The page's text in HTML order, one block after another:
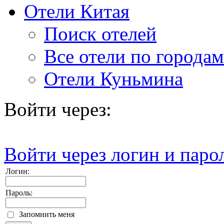
Отели Китая
Поиск отелей
Все отели по городам
Отели Куньмина
Войти через:
Войти через логин и
Логин:
Пароль:
Запомнить меня